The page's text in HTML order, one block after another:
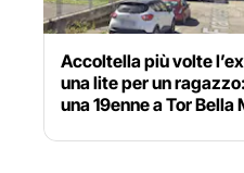
Accoltella più volte
una lite per un
una 19enne a Tor Bella